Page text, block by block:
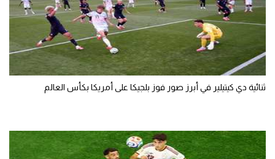
ثنائية دي كيتيلير في أبرز صور فوز بلجيكا على أمريكا بكأس العالم